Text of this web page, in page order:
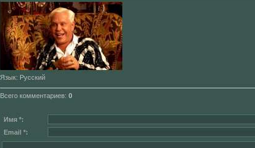
Язык: Русский
Всего комментариев: 0
Имя *:
Email *: